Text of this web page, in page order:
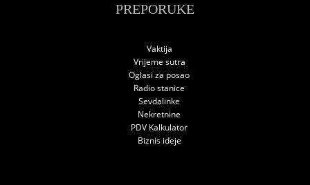
PREPORUKE
Vaktija
Vrijeme sutra
Oglasi za posao
Radio stanice
Sevdalinke
Nekretnine
PDV Kalkulator
Biznis ideje